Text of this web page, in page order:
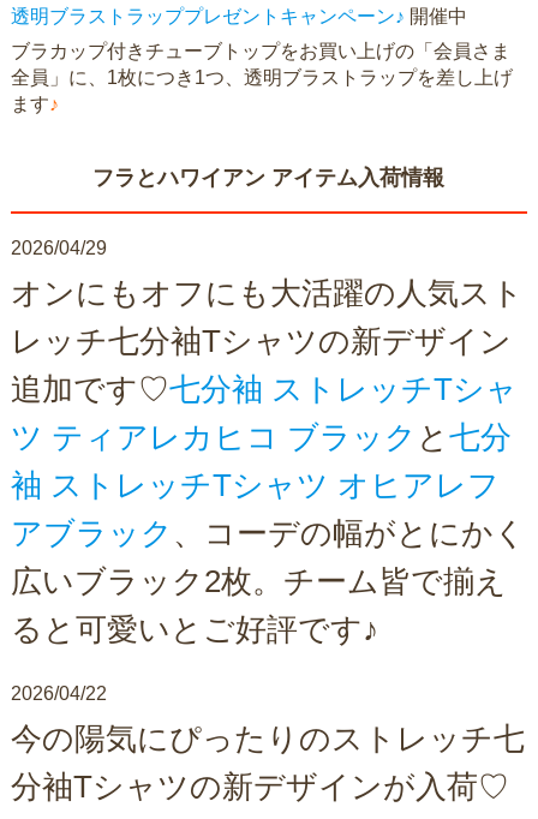
透明ブラストラッププレゼントキャンペーン♪ 開催中
ブラカップ付きチューブトップをお買い上げの「会員さま
全員」に、1枚につき1つ、透明ブラストラップを差し上げ
ます♪
フラとハワイアン アイテム入荷情報
2026/04/29
オンにもオフにも大活躍の人気スト
レッチ七分袖Tシャツの新デザイン
追加です♡七分袖 ストレッチTシャ
ツ ティアレカヒコ ブラック と 七分
袖 ストレッチTシャツ オヒアレフ
アブラック 、コーデの幅がとにかく
広いブラック2枚。チーム皆で揃え
ると可愛いとご好評です♪
2026/04/22
今の陽気にぴったりのストレッチ七
分袖Tシャツの新デザインが入荷♡